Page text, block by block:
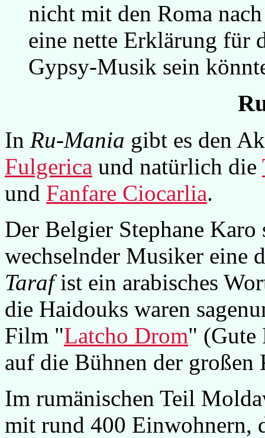
nicht mit den Roma
eine nette Erklärung für
Gypsy-Musik sein
In Ru-Mania gibt es den
Fulgerica und natürlich die
und Fanfare Ciocarlia.
Der Belgier Stephane
wechselnder Musiker eine
Tarafist ein arabisches
die Haidouks waren
Film "Latcho Drom" (Gute
auf die Bühnen der
Im rumänischen Teil
mit rund 400 Einwohnern,